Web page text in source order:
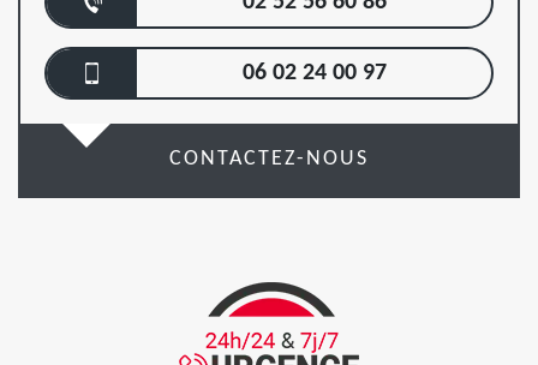
06 02 24 00 97
CONTACTEZ-NOUS